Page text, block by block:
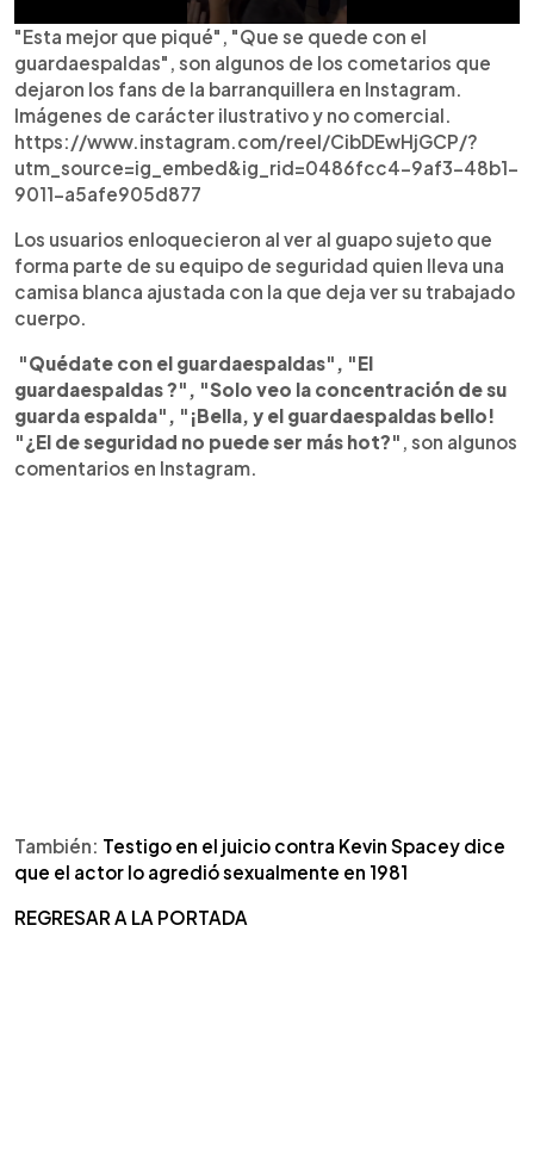
"Esta mejor que piqué", "Que se quede con el
guardaespaldas", son algunos de los cometarios que
dejaron los fans de la barranquillera en Instagram.
Imágenes de carácter ilustrativo y no comercial.
https://www.instagram.com/reel/CibDEwHjGCP/?
utm_source=ig_embed&ig_rid=0486fcc4-9af3-48b1-
9011-a5afe905d877
Los usuarios enloquecieron al ver al guapo sujeto que
forma parte de su equipo de seguridad quien lleva una
camisa blanca ajustada con la que deja ver su trabajado
cuerpo.
"Quédate con el guardaespaldas", "El
guardaespaldas ?", "Solo veo la concentración de su
guarda espalda", "¡Bella, y el guardaespaldas bello!
"¿El de seguridad no puede ser más hot?" , son algunos
comentarios en Instagram.
También: Testigo en el juicio contra Kevin Spacey dice
que el actor lo agredió sexualmente en 1981
REGRESAR A LA PORTADA